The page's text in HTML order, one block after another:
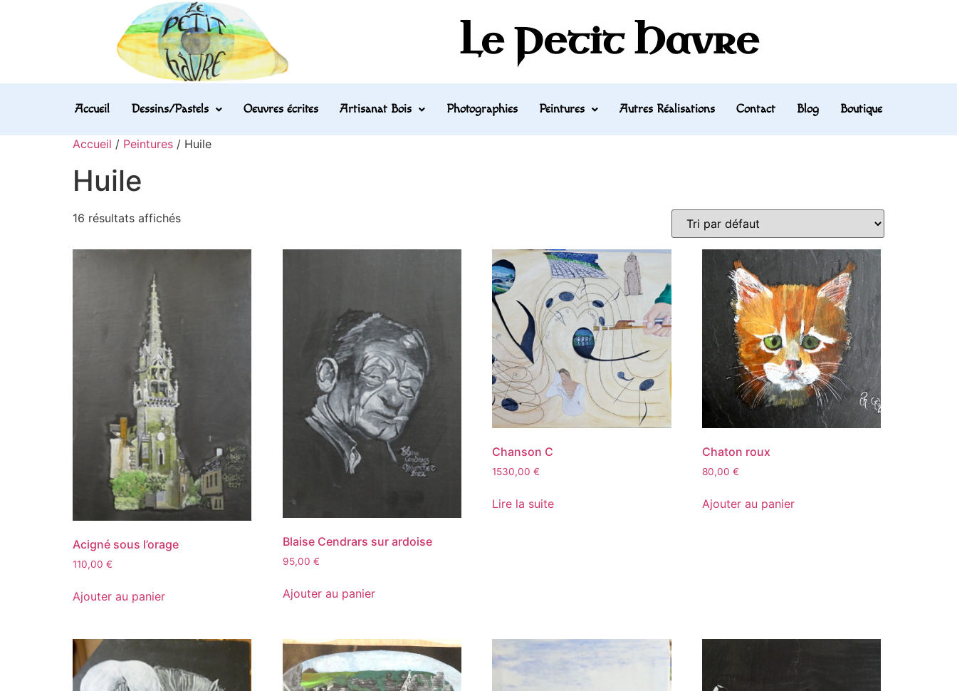
Le Petit Havre
Accueil Dessins/Pastels Oeuvres écrites Artisanat Bois Photographies Peintures Autres Réalisations Contact Blog Boutique
Accueil / Peintures / Huile
Huile
16 résultats affichés
Acigné sous l’orage
110,00 €
Ajouter au panier
Blaise Cendrars sur ardoise
95,00 €
Ajouter au panier
Chanson C
1530,00€
Lire la suite
Chaton roux
80,00€
Ajouter au panier